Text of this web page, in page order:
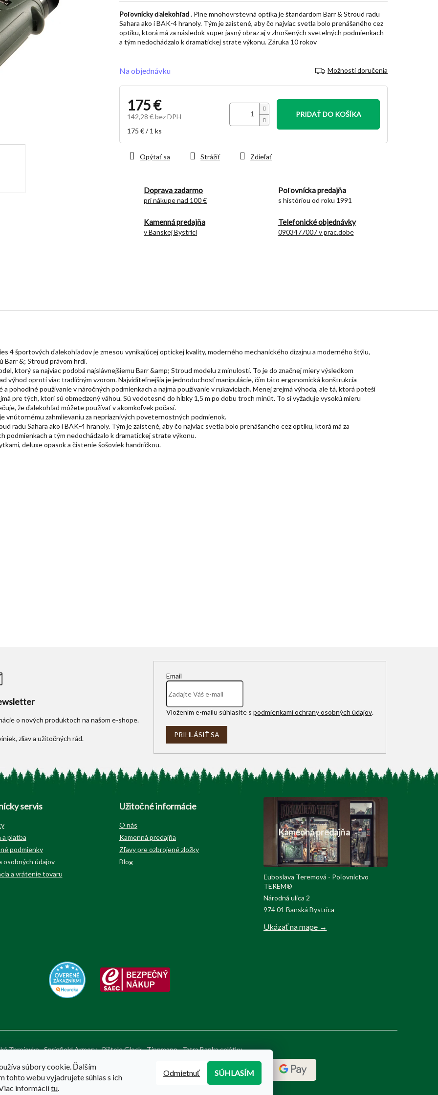
súbory cookie. Ďalším
tohto webu vyjadrujete súhlas s ich
informáciítu.
Odmietnuť SÚHLASÍM
Na objednávku Možnosti doručenia
175 €
142,28 € bez DPH
Jednotková
175 € / 1 ks
PRIDAŤ DO KOŠÍKA
Doprava zadarmo
pri nákupe nad 100 €
Poľovnícka predajňa
s históriou od roku 1991
Kamenná predajňa
v Banskej Bystrici
Telefonické objednávky
0903477007 v prac.dobe
Poľovnícky ďalekohľad. Plne mnohovrstevná optika je štandardom Barr & Stroud radu
Sahara ako i BAK-4 hranoly. Tým je zaistené, aby čo najviac svetla bolo prenášaného cez
optiku, ktorá má za následok super jasný obraz aj v zhoršených svetelných podmienkach
a tým nedochádzalo k dramatickej strate výkonu. Záruka 10 rokov
Opýtať sa Strážiť Zdieľať
5
hviezdičiek.
4 športových ďalekohľadov je zmesou vynikajúcej optickej kvality, moderného mechanického dizajnu a moderného štýlu,
Barr &; Stroud právom hrdí.
ktorý sa najviac podobá najslávnejšiemu Barr &amp; Stroud modelu z minulosti. To je do značnej miery výsledkom
výhod oproti viac tradičným vzorom. Najviditeľnejšia je jednoduchosť manipulácie, čím táto ergonomická konštrukcia
pohodlné používanie v náročných podmienkach a najmä používanie v rukaviciach. Menej zrejmá výhoda, ale tá, ktorá poteší
pre tých, ktorí sú obmedzený váhou. Sú vodotesné do hĺbky 1,5 m po dobu troch minút. To si vyžaduje vysokú mieru
že ďalekohľad môžete používať v akomkoľvek počasí.
vnútornému zahmlievaniu za nepriaznivých poveternostných podmienok.
radu Sahara ako i BAK-4 hranoly. Tým je zaistené, aby čo najviac svetla bolo prenášaného cez optiku, ktorá má za
podmienkach a tým nedochádzalo k dramatickej strate výkonu.
deluxe opasok a čistenie šošoviek handričkou.
o nových produktoch na našom e-shope.
Email
Vložením e-mailu súhlasíte s podmienkami ochrany osobných údajov.
PRIHLÁSIŤ SA
servis
a platba
podmienky
osobných údajov
a vrátenie tovaru
Užitočné informácie
O nás
Kamenná predajňa
Zľavy pre ozbrojené zložky
Blog
Kamenná predajňa
Ľuboslava Teremová - Poľovnictvo
TEREM®
Národná ulica 2
974 01 Banská Bystrica
Ukázať na mape →
Zbrojovka Sprigfield Armory Pištole Glock Tippmann Tatra Banka splátky